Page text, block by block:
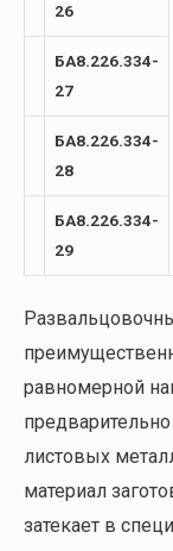
26
БА8.226.334-
27
БА8.226.334-
28
БА8.226.334-
29
равномерной
листовых
материал
затекает в